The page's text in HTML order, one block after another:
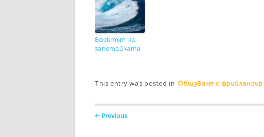
Ефектът на
запетайката
This entry was posted in Общуване с фрийлансър
Post navigation
← Previous